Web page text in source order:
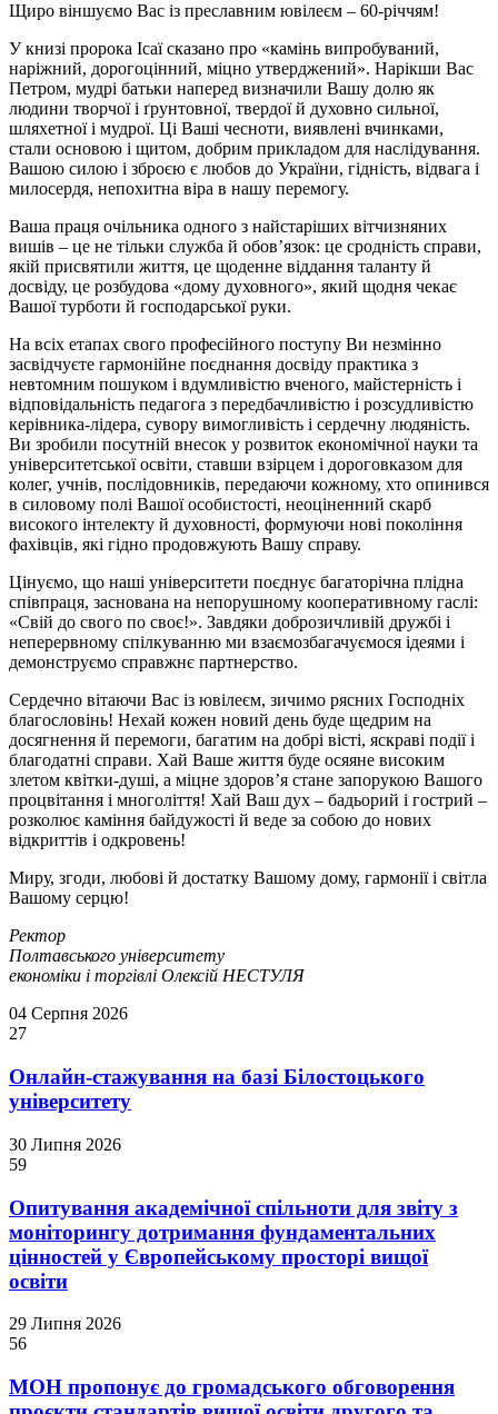
Щиро віншуємо Вас із преславним ювілеєм – 60-річчям!
У книзі пророка Ісаї сказано про «камінь випробуваний,
наріжний, дорогоцінний, міцно утверджений». Нарікши Вас
Петром, мудрі батьки наперед визначили Вашу долю як
людини творчої і ґрунтовної, твердої й духовно сильної,
шляхетної і мудрої. Ці Ваші чесноти, виявлені вчинками,
стали основою і щитом, добрим прикладом для наслідування.
Вашою силою і зброєю є любов до України, гідність, відвага і
милосердя, непохитна віра в нашу перемогу.
Ваша праця очільника одного з найстаріших вітчизняних
вишів – це не тільки служба й обов’язок: це сродність справи,
якій присвятили життя, це щоденне віддання таланту й
досвіду, це розбудова «дому духовного», який щодня чекає
Вашої турботи й господарської руки.
На всіх етапах свого професійного поступу Ви незмінно
засвідчуєте гармонійне поєднання досвіду практика з
невтомним пошуком і вдумливістю вченого, майстерність і
відповідальність педагога з передбачливістю і розсудливістю
керівника-лідера, сувору вимогливість і сердечну людяність.
Ви зробили посутній внесок у розвиток економічної науки та
університетської освіти, ставши взірцем і дороговказом для
колег, учнів, послідовників, передаючи кожному, хто опинився
в силовому полі Вашої особистості, неоціненний скарб
високого інтелекту й духовності, формуючи нові покоління
фахівців, які гідно продовжують Вашу справу.
Цінуємо, що наші університети поєднує багаторічна плідна
співпраця, заснована на непорушному кооперативному гаслі:
«Свій до свого по своє!». Завдяки доброзичливій дружбі і
неперервному спілкуванню ми взаємозбагачуємося ідеями і
демонструємо справжнє партнерство.
Сердечно вітаючи Вас із ювілеєм, зичимо рясних Господніх
благословінь! Нехай кожен новий день буде щедрим на
досягнення й перемоги, багатим на добрі вісті, яскраві події і
благодатні справи. Хай Ваше життя буде осяяне високим
злетом квітки-душі, а міцне здоров’я стане запорукою Вашого
процвітання і многоліття! Хай Ваш дух – бадьорий і гострий –
розколює каміння байдужості й веде за собою до нових
відкриттів і одкровень!
Миру, згоди, любові й достатку Вашому дому, гармонії і світла
Вашому серцю!
Ректор
Полтавського університету
економіки і торгівлі Олексій НЕСТУЛЯ
04 Серпня 2026
27
Онлайн-стажування на базі Білостоцького
університету
30 Липня 2026
59
Опитування академічної спільноти для звіту з
моніторингу дотримання фундаментальних
цінностей у Європейському просторі вищої
освіти
29 Липня 2026
56
МОН пропонує до громадського обговорення